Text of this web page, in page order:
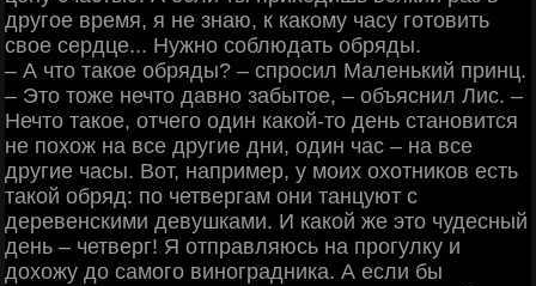
другое время, я не знаю, к какому часу готовить
свое сердце... Нужно соблюдать обряды.
‒ А что такое обряды? ‒ спросил Маленький принц.
‒ Это тоже нечто давно забытое, ‒ объяснил Лис. ‒
Нечто такое, отчего один какой-то день становится
не похож на все другие дни, один час ‒ на все
другие часы. Вот, например, у моих охотников есть
такой обряд: по четвергам они танцуют с
деревенскими девушками. И какой же это чудесный
день ‒ четверг! Я отправляюсь на прогулку и
дохожу до самого виноградника. А если бы